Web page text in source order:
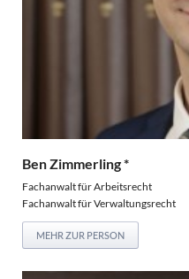
Ben Zimmerling *
Fachanwalt für Arbeitsrecht
Fachanwalt für Verwaltungsrecht
MEHR ZUR PERSON